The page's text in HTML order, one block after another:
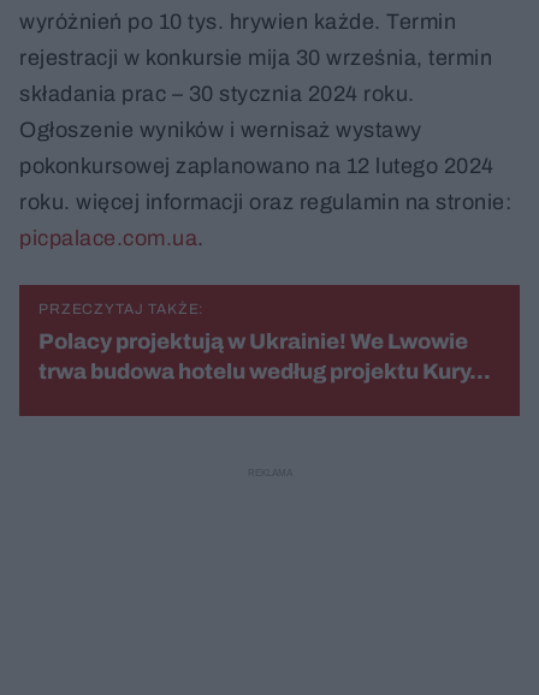
wyróżnień po 10 tys. hrywien każde. Termin
rejestracji w konkursie mija 30 września, termin
składania prac – 30 stycznia 2024 roku.
Ogłoszenie wyników i wernisaż wystawy
pokonkursowej zaplanowano na 12 lutego 2024
roku. więcej informacji oraz regulamin na stronie:
picpalace.com.ua.
PRZECZYTAJ TAKŻE:
Polacy projektują w Ukrainie! We Lwowie
trwa budowa hotelu według projektu Kury…